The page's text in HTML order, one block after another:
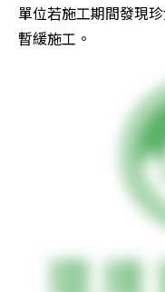
單位若施工期間發現
暫緩施工。